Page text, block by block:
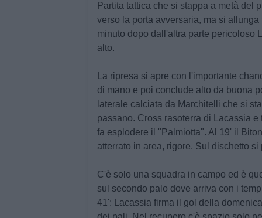
Partita tattica che si stappa a metà del
verso la porta avversaria, ma si
minuto dopo dall'altra parte pericoloso
alto.
La ripresa si apre con l'importante
di mano e poi conclude alto da buona
laterale calciata da Marchitelli che si
passano. Cross rasoterra di Lacassia e
fa esplodere il " Palmiotta". Al 19' il
atterrato in area, rigore. Sul dischetto
C'è solo una squadra in campo ed è
sul secondo palo dove arriva con i
41':
Lacassia firma il gol della